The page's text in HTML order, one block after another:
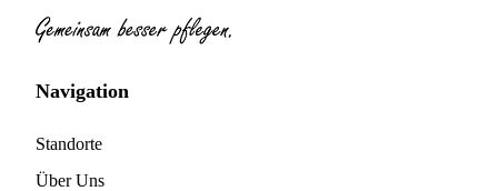
Navigation
Standorte
Über Uns